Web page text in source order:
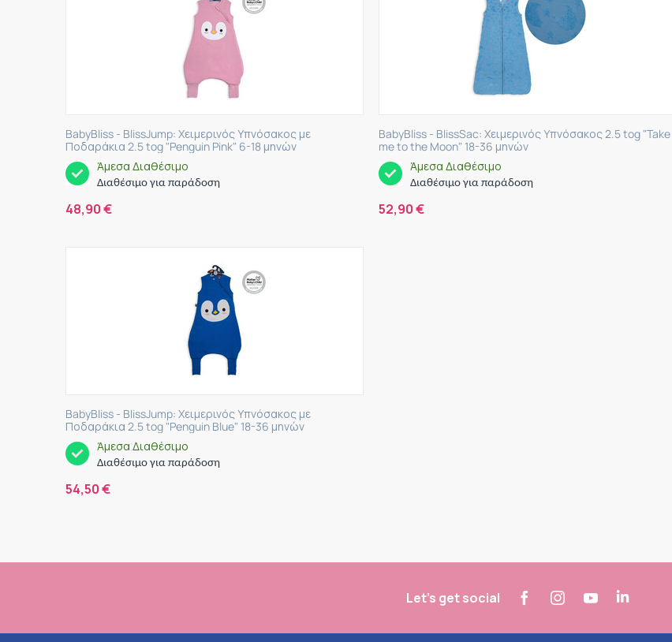
BabyBliss - BlissJump: Χειμερινός Υπνόσακος με
Ποδαράκια 2.5 tog "Penguin Pink" 6-18 μηνών
Άμεσα Διαθέσιμο
Διαθέσιμο για παράδοση
48,90€
BabyBliss - BlissSac: Χειμερινός Υπνόσακος 2.5 tog "Take
me to the Moon" 18-36 μηνών
Άμεσα Διαθέσιμο
Διαθέσιμο για παράδοση
52,90€
BabyBliss - BlissJump: Χειμερινός Υπνόσακος με
Ποδαράκια 2.5 tog "Penguin Blue" 18-36 μηνών
Άμεσα Διαθέσιμο
Διαθέσιμο για παράδοση
54,50€
Let's get social